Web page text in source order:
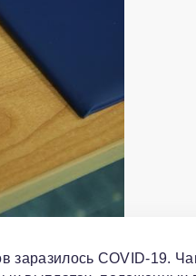
заразилось COVID-19.